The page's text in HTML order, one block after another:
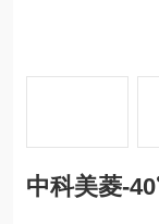
中科美菱-